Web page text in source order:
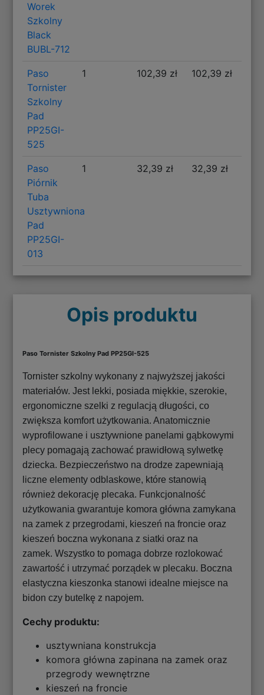
Worek
Szkolny
Black
BUBL-712
Paso
Tornister
Szkolny
Pad
PP25GI-
525
1 102,39 zł 102,39 zł
Paso
Piórnik
Tuba
Usztywniona
Pad
PP25GI-
013
1 32,39 zł 32,39 zł
Opis produktu
Paso Tornister Szkolny Pad PP25GI-525
Tornister szkolny wykonany z najwyższej jakości
materiałów. Jest lekki, posiada miękkie, szerokie,
ergonomiczne szelki z regulacją długości, co
zwiększa komfort użytkowania. Anatomicznie
wyprofilowane i usztywnione panelami gąbkowymi
plecy pomagają zachować prawidłową sylwetkę
dziecka. Bezpieczeństwo na drodze zapewniają
liczne elementy odblaskowe, które stanowią
również dekorację plecaka. Funkcjonalność
użytkowania gwarantuje komora główna zamykana
na zamek z przegrodami, kieszeń na froncie oraz
kieszeń boczna wykonana z siatki oraz na
zamek. Wszystko to pomaga dobrze rozlokować
zawartość i utrzymać porządek w plecaku. Boczna
elastyczna kieszonka stanowi idealne miejsce na
bidon czy butelkę z napojem.
Cechy produktu:
usztywniana konstrukcja
komora główna zapinana na zamek oraz
przegrody wewnętrzne
kieszeń na froncie